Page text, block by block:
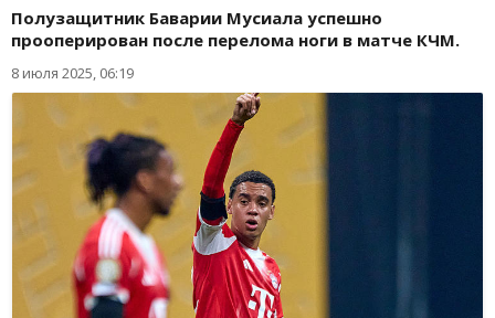
Полузащитник Баварии Мусиала успешно
прооперирован после перелома ноги в матче КЧМ.
8 июля 2025, 06:19